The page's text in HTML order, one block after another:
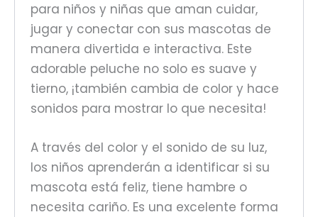
para niños y niñas que aman cuidar,
jugar y conectar con sus mascotas de
manera divertida e interactiva. Este
adorable peluche no solo es suave y
tierno, ¡también cambia de color y hace
sonidos para mostrar lo que necesita!
A través del color y el sonido de su luz,
los niños aprenderán a identificar si su
mascota está feliz, tiene hambre o
necesita cariño. Es una excelente forma